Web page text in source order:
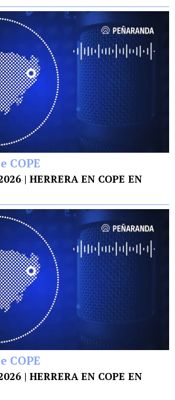
COPE
| HERRERA EN COPE EN
COPE
| HERRERA EN COPE EN